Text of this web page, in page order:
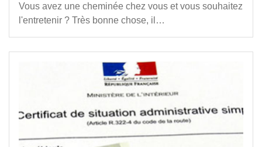
Vous avez une cheminée chez vous et vous souhaitez
l'entretenir ? Très bonne chose, il…